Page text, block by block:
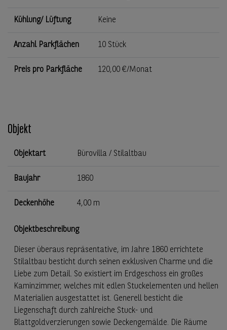
Kühlung/ Lüftung Keine
Anzahl Parkflächen 10 Stück
Preis pro Parkfläche 120,00 €/Monat
Objekt
Objektart Bürovilla / Stilaltbau
Baujahr 1860
Deckenhöhe 4,00 m
Objektbeschreibung
Dieser überaus repräsentative, im Jahre 1860 errichtete
Stilaltbau besticht durch seinen exklusiven Charme und die
Liebe zum Detail. So existiert im Erdgeschoss ein großes
Kaminzimmer, welches mit edlen Stuckelementen und hellen
Materialien ausgestattet ist. Generell besticht die
Liegenschaft durch zahlreiche Stuck- und
Blattgoldverzierungen sowie Deckengemälde. Die Räume